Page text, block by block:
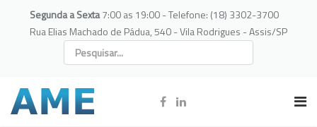
Segunda a Sexta7:00 as 19:00 - Telefone: (18) 3302-3700
Rua Elias Machado de Pádua, 540 - Vila Rodrigues - Assis/SP